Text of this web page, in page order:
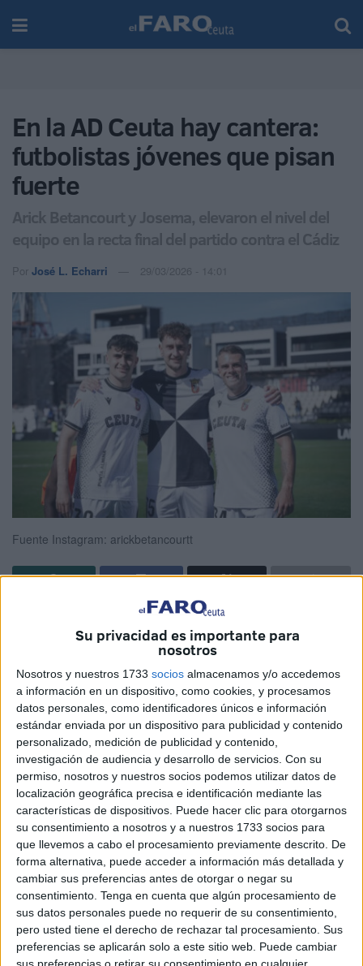
Su privacidad es importante para
nosotros
Nosotros y nuestros 1733 socios almacenamos y/o accedemos
a información en un dispositivo, como cookies, y procesamos
datos personales, como identificadores únicos e información
estándar enviada por un dispositivo para publicidad y contenido
personalizado, medición de publicidad y contenido,
investigación de audiencia y desarrollo de servicios. Con su
permiso, nosotros y nuestros socios podemos utilizar datos de
localización geográfica precisa e identificación mediante las
características de dispositivos. Puede hacer clic para otorgarnos
su consentimiento a nosotros y a nuestros 1733 socios para
que llevemos a cabo el procesamiento previamente descrito. De
forma alternativa, puede acceder a información más detallada y
cambiar sus preferencias antes de otorgar o negar su
consentimiento. Tenga en cuenta que algún procesamiento de
sus datos personales puede no requerir de su consentimiento,
pero usted tiene el derecho de rechazar tal procesamiento. Sus
preferencias se aplicarán solo a este sitio web. Puede cambiar
sus preferencias o retirar su consentimiento en cualquier
En la AD Ceuta hay cantera:
futbolistas jóvenes que pisan
fuerte
Arick Betancourt y Josema, elevaron el nivel del
equipo en la recta final del partido contra el Cádiz
Por José L. Echarri 29/03/2026 - 14:01
Fuente Instagram: arickbetancourtt
Agrupación Deportiva Ceutademostró en el pasado
encuentro contra el Cádiz Club de Fútbolque la
cantera no solo es una promesa sino una completa
realidad.
Arick Betancourt y Josema, jóvenes futbolistas del filial
de Tercera RFEF, saltaron al terreno de juego en la recta
final del encuentro contra el Cádiz y el nivel fue de lo más
sorprendente.
Ambos futbolistaselevaron la competitividaddel primer
equipo, lo que reafirma el buen trabajo de la entidad
deportiva en todas las dimensiones del club, desde
categorías inferiores hasta el fútbol profesional.